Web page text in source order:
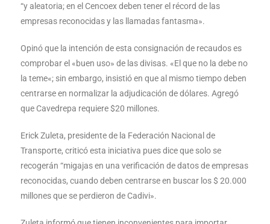
“y aleatoria; en el Cencoex deben tener el récord de las
empresas reconocidas y las llamadas fantasma».
Opinó que la intención de esta consignación de recaudos es
comprobar el «buen uso» de las divisas. «El que no la debe no
la teme«; sin embargo, insistió en que al mismo tiempo deben
centrarse en normalizar la adjudicación de dólares. Agregó
que Cavedrepa requiere $20 millones.
Erick Zuleta, presidente de la Federación Nacional de
Transporte, criticó esta iniciativa pues dice que solo se
recogerán “migajas en una verificación de datos de empresas
reconocidas, cuando deben centrarse en buscar los $ 20.000
millones que se perdieron de Cadivi».